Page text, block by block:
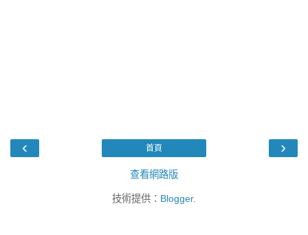
‹ ›
首頁
查看網路版
技術提供： Blogger.